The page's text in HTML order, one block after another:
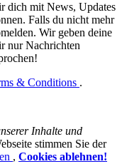
dich mit News, Updates
Falls du nicht mehr
Wir geben deine
nur Nachrichten
& Conditions .
Inhalte und
stimmen Sie der
, Cookies ablehnen!